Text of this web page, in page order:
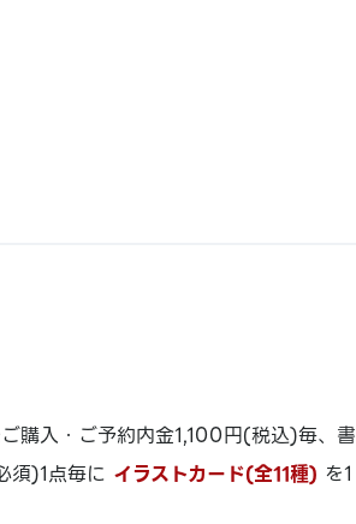
購入・ご予約内金1,100円(税込)毎、書
須)1点毎に イラストカード(全11種) を1